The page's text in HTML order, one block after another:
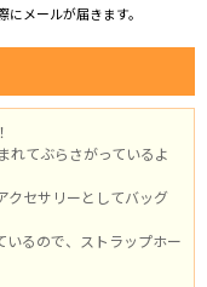
メールが届きます。
れてぶらさがっているよ
クセサリーとしてバッグ
いるので、ストラップホー